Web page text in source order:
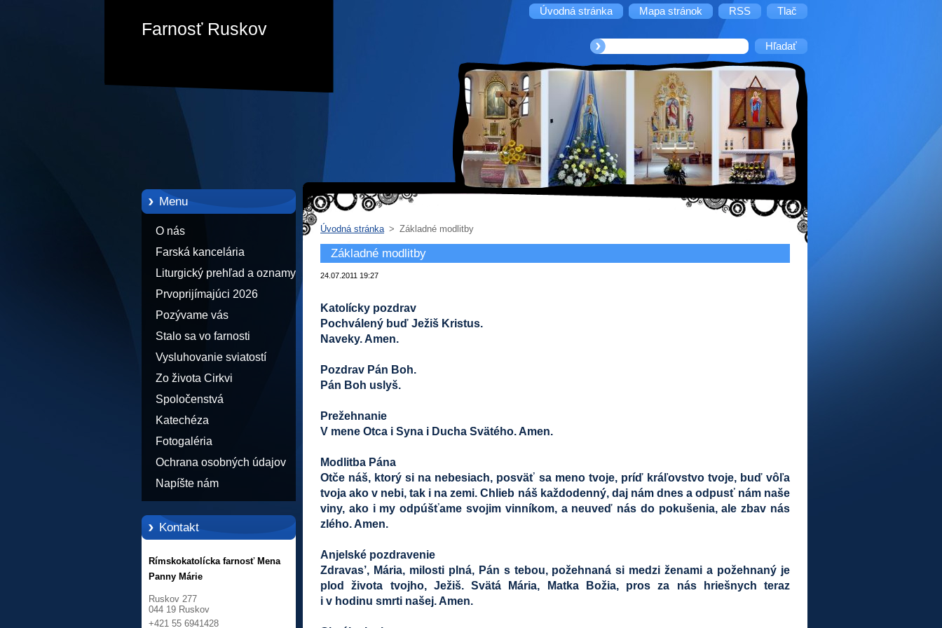
Úvodná stránka Mapa stránok RSS Tlač
Farnosť Ruskov
Menu
O nás
Farská kancelária
Liturgický prehľad a oznamy
Prvoprijímajúci 2026
Pozývame vás
Stalo sa vo farnosti
Vysluhovanie sviatostí
Zo života Cirkvi
Spoločenstvá
Katechéza
Fotogaléria
Ochrana osobných údajov
Napíšte nám
Kontakt
Rímskokatolícka farnosť Mena
Panny Márie
Ruskov 277
044 19 Ruskov
+421 55 6941428
Úvodná stránka > Základné modlitby
Základné modlitby
24.07.2011 19:27
Katolícky pozdrav
Pochválený buď Ježiš Kristus.
Naveky. Amen.
Pozdrav Pán Boh.
Pán Boh uslyš.
Prežehnanie
V mene Otca i Syna i Ducha Svätého. Amen.
Modlitba Pána
Otče náš, ktorý si na nebesiach, posväť sa meno tvoje, príď kráľovstvo tvoje, buď vôľa
tvoja ako v nebi, tak i na zemi. Chlieb náš každodenný, daj nám dnes a odpusť nám naše
viny, ako i my odpúšťame svojim vinníkom, a neuveď nás do pokušenia, ale zbav nás
zlého. Amen.
Anjelské pozdravenie
Zdravas’, Mária, milosti plná, Pán s tebou, požehnaná si medzi ženami a požehnaný je
plod života tvojho, Ježiš. Svätá Mária, Matka Božia, pros za nás hriešnych teraz
i v hodinu smrti našej. Amen.